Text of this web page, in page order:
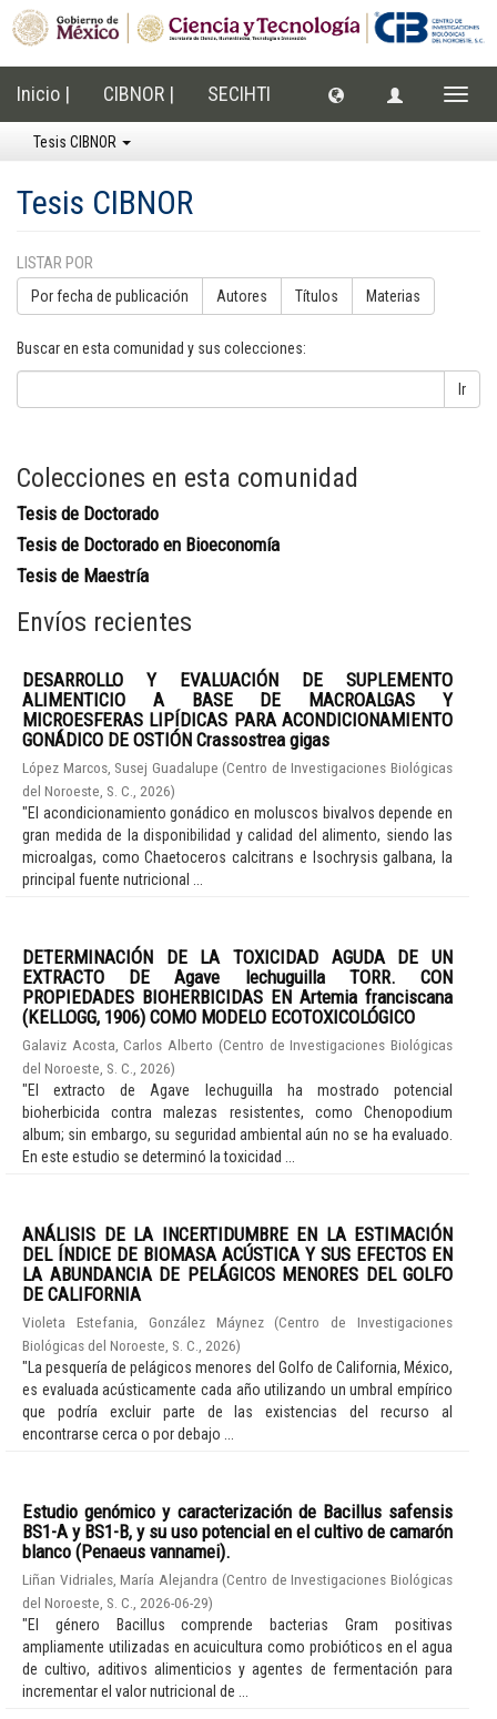
Inicio | CIBNOR | SECIHTI
Tesis CIBNOR
Tesis CIBNOR
LISTAR POR
Por fecha de publicación Autores Títulos Materias
Buscar en esta comunidad y sus colecciones:
Ir
Colecciones en esta comunidad
Tesis de Doctorado
Tesis de Doctorado en Bioeconomía
Tesis de Maestría
Envíos recientes
DESARROLLO Y EVALUACIÓN DE SUPLEMENTO
ALIMENTICIO A BASE DE MACROALGAS Y
MICROESFERAS LIPÍDICAS PARA ACONDICIONAMIENTO
GONÁDICO DE OSTIÓN Crassostrea gigas
López Marcos, Susej Guadalupe (Centro de Investigaciones Biológicas
del Noroeste, S. C.
2026)
"El acondicionamiento gonádico en moluscos bivalvos depende en
gran medida de la disponibilidad y calidad del alimento, siendo las
microalgas, como Chaetoceros calcitrans e Isochrysis galbana, la
principal fuente nutricional ...
DETERMINACIÓN DE LA TOXICIDAD AGUDA DE UN
EXTRACTO DE Agave lechuguilla TORR. CON
PROPIEDADES BIOHERBICIDAS EN Artemia franciscana
(KELLOGG, 1906) COMO MODELO ECOTOXICOLÓGICO
Galaviz Acosta, Carlos Alberto (Centro de Investigaciones Biológicas
del Noroeste, S. C.
2026)
"El extracto de Agave lechuguilla ha mostrado potencial
bioherbicida contra malezas resistentes, como Chenopodium
album; sin embargo, su seguridad ambiental aún no se ha evaluado.
En este estudio se determinó la toxicidad ...
ANÁLISIS DE LA INCERTIDUMBRE EN LA ESTIMACIÓN
DEL ÍNDICE DE BIOMASA ACÚSTICA Y SUS EFECTOS EN
LA ABUNDANCIA DE PELÁGICOS MENORES DEL GOLFO
DE CALIFORNIA
Violeta Estefania, González Máynez (Centro de Investigaciones
Biológicas del Noroeste, S. C.
2026)
"La pesquería de pelágicos menores del Golfo de California, México,
es evaluada acústicamente cada año utilizando un umbral empírico
que podría excluir parte de las existencias del recurso al
encontrarse cerca o por debajo ...
Estudio genómico y caracterización de Bacillus safensis
BS1-A y BS1-B, y su uso potencial en el cultivo de camarón
blanco (Penaeus vannamei).
Liñan Vidriales, María Alejandra (Centro de Investigaciones Biológicas
del Noroeste, S. C.
2026-06-29)
"El género Bacillus comprende bacterias Gram positivas
ampliamente utilizadas en acuicultura como probióticos en el agua
de cultivo, aditivos alimenticios y agentes de fermentación para
incrementar el valor nutricional de ...